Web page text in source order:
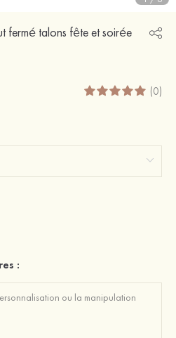
fermé talons fête et soirée
(0)
: